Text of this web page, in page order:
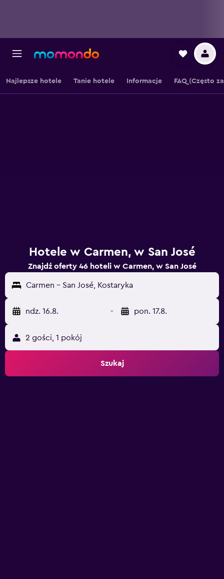
Najlepsze hotele Tanie hotele Informacje FAQ (Często
Hotele w Carmen, w San José
Znajdź oferty 46 hoteli w Carmen, w San José
Carmen - San José, Kostaryka
ndz. 16.8. - pon. 17.8.
2 gości, 1 pokój
Szukaj